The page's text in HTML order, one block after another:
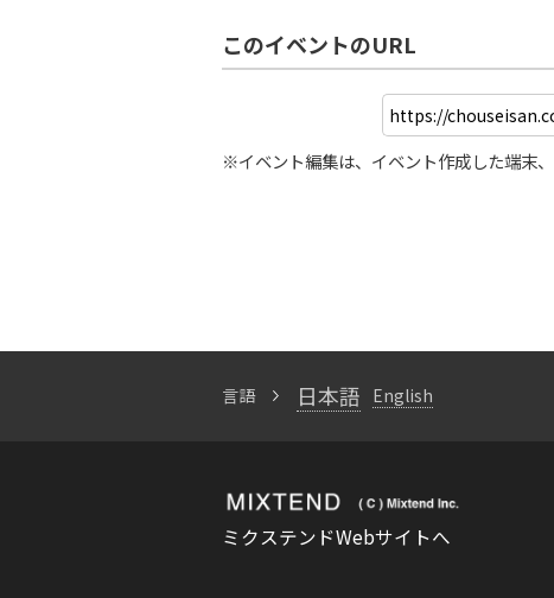
このイベントのURL
※イベント編集は、イベント作成した端末
言語 日本語 English
ミクステンドWebサイトへ